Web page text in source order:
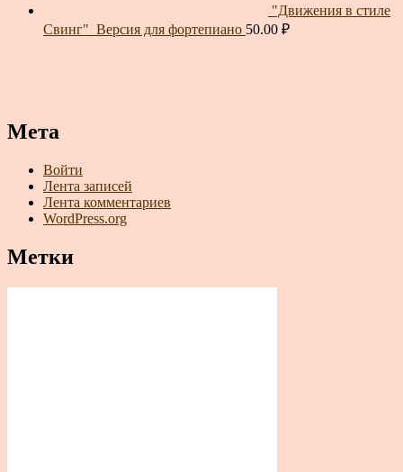
"Движения в стиле
Свинг"_Версия для фортепиано 50.00 ₽
Мета
Войти
Лента записей
Лента комментариев
WordPress.org
Метки